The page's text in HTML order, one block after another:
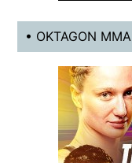
• OKTAGON MMA